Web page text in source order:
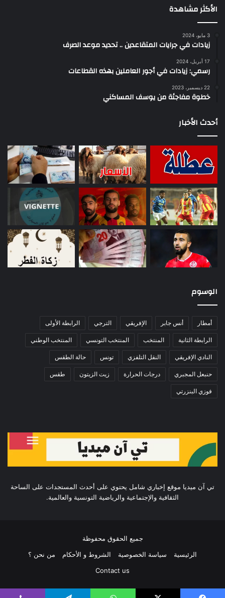
الأكثر مشاهدة
3 مايو، 2024
زيادات في جرايات المتقاعدين .. تحديد موعد الصرف
17 أبريل، 2024
رسمي: زيادات في أجور العاملين بهذه القطاعات
22 ديسمبر، 2023
خطوة مفاجئة من يوسف المساكني
أحدث الأخبار
الوسوم
أمطار أنس جابر الإفريقي الترجي الرابطة الأولى
الرابطة الثانية المنتخب المنتخب التونسي المنتخب الوطني
النادي الإفريقي النقل التلفزي تونس حالة الطقس
حنبعل المجبري درجات الحرارة زيت الزيتون طقس
فوزي البنزرتي
تي آن ميديا موقع إخباري شامل يحتوي على أحدث المستجدات على الساحة
الثقافية والإجتماعية والرياضية التونسية والعالمية.
جميع الحقوق محفوظة
الرئيسية
سياسة الخصوصية الشروط و الأحكام
من نحن ؟
Contact us